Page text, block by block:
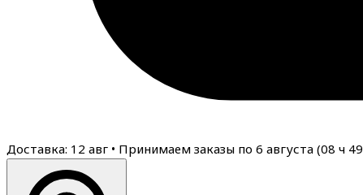
Доставка: 12 авг • Принимаем заказы по 6 августа (08 ч 49